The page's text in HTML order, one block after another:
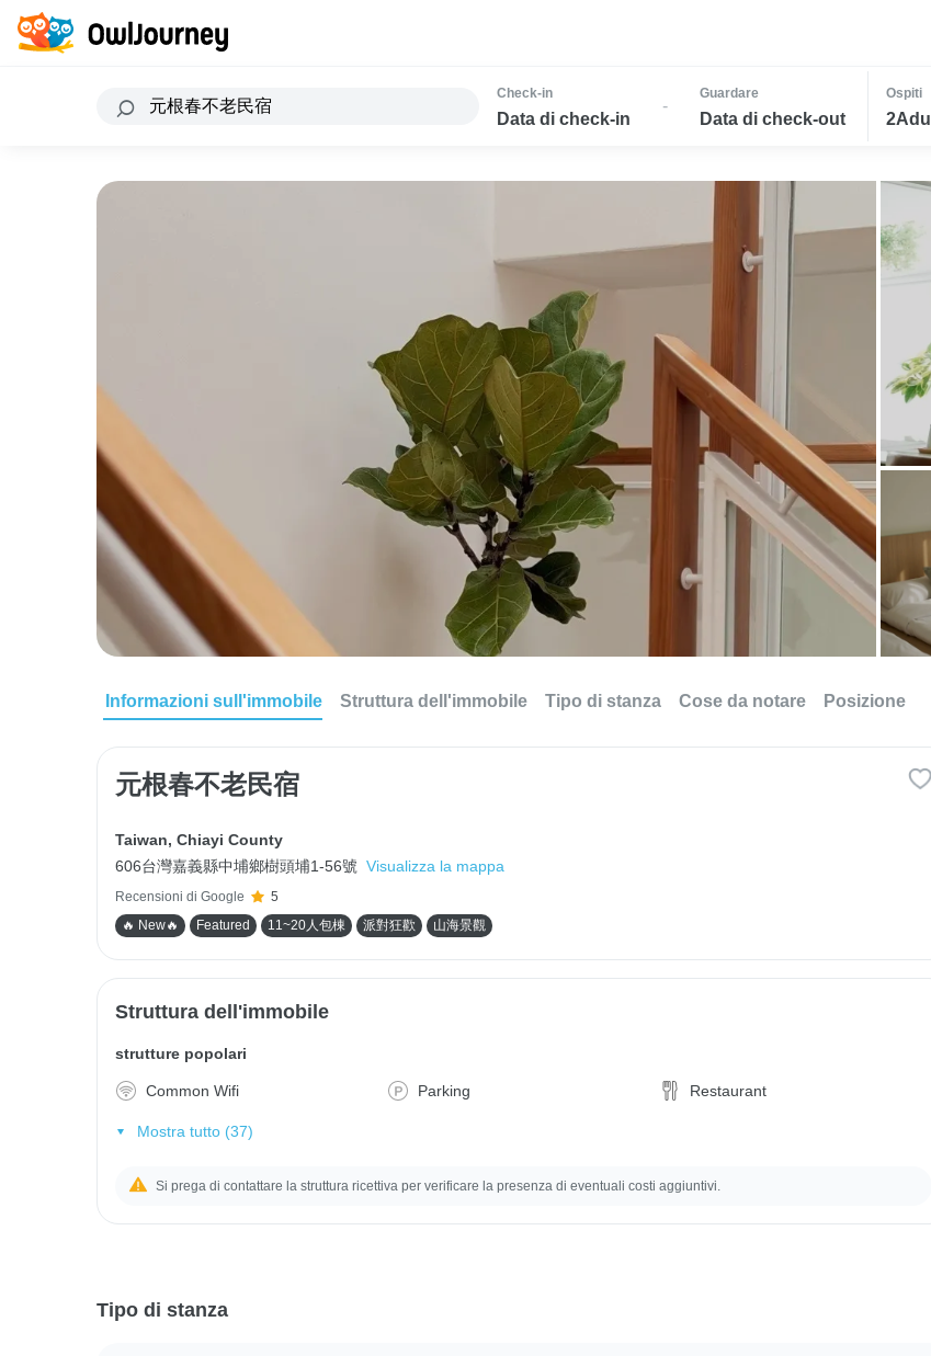
Check-in
Data di check-in
-
Guardare
Data di check-out
Ospiti
Informazioni sull'immobile Struttura dell'immobile Tipo di stanza Cose da notare Posizione
元根春不老民宿
Taiwan, Chiayi County
606台灣嘉義縣中埔鄉樹頭埔1-56號 Visualizza la mappa
Recensioni di Google
5
🔥 New🔥
Featured 11~20人包棟 派對狂歡 山海景觀
Struttura dell'immobile
strutture popolari
Common Wifi Parking Restaurant
Mostra tutto (37)
Si prega di contattare la struttura ricettiva per verificare la presenza di eventuali costi aggiuntivi.
Tipo di stanza